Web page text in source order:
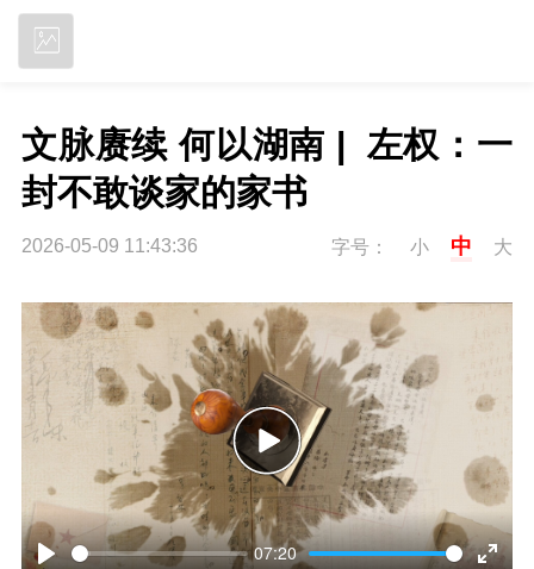
文脉赓续 何以湖南 |  左权：一
封不敢谈家的家书
2026-05-09 11:43:36 字号： 小 中 大
07:20
P
l